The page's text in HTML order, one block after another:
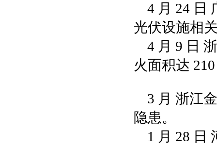
4 月 24 日
光伏设施相
4 月 9 日
火面积达
3 月 浙江
隐患。
1 月 28 日